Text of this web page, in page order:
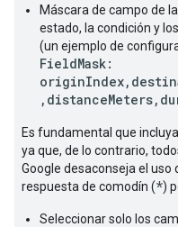
Máscara de campo de
estado, la condición y
(un ejemplo de
FieldMask:
Es fundamental que
ya que, de lo contrario,
Google desaconseja el
respuesta de comodín (*)
Seleccionar solo los